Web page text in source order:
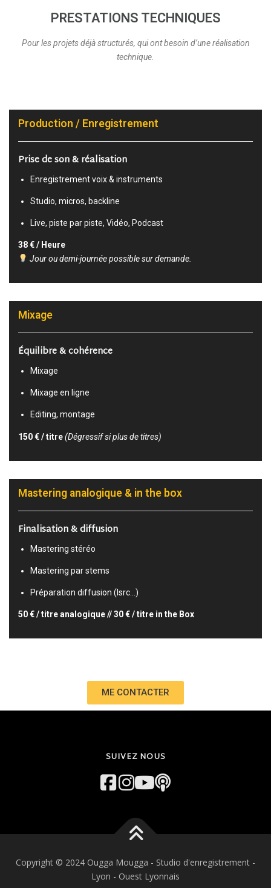
PRESTATIONS TECHNIQUES
Pour les projets déjà structurés, qui ont besoin d’une réalisation
technique.
Production / Enregistrement
Prise de son & réalisation
Enregistrement voix & instruments
Studio, micros, backline
Live, piste par piste, Vidéo, Podcast
38 € / Heure
Jour ou demi-journée possible sur demande.
Mixage
Équilibre & cohérence
Mixage
Mixage en ligne
Editing, montage
150 € / titre(Dégressif si plus de titres)
Mastering analogique & in the box
Finalisation & diffusion
Mastering stéréo
Mastering par stems
Préparation diffusion (Isrc…)
50 € / titre analogique // 30 € / titre in the Box
ME CONTACTER
SUIVEZ NOUS
Copyright © 2024 Ougga Mougga - Studio d'enregistrement -
Lyon - Ouest Lyonnais